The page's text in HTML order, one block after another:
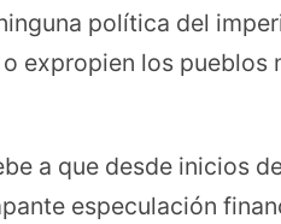
política del
expropien los pueblos
a que desde inicios
especulación